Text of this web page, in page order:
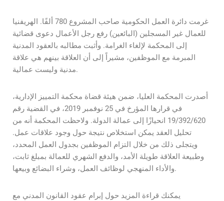
غرمت دائرة العمل الحكومية صاحب المشروع 780 ألفًا. الهريفنيا
للعمال غير المسجلين (البائعين) رفع رجل الأعمال دعوى قضائية
إلى المحكمة لإلغاء الغرامة. وأثبت مطالبه بالعقود المدنية
المبرمة مع الموظفين، مشيراً إلى أن العلاقة بينهم هي علاقة
مدنية وليست عمالية.
أصدرت المحكمة العليا، ضمن هيئة قضاة محكمة التمييز الإدارية،
في قرارها المؤرخ في 25 نوفمبر 2019، في القضية رقم
19/392/620 انحيازًا إلى عمالة الدولة. ولاحظت المحكمة أنه من
تحليل العقد يمكن استخلاص نتيجة حول وجود علاقات عمل.
ويتجلى ذلك من خلال التزام الموظفين بجدول العمل المحدد،
وطبيعة العلاقة طويلة الأمد، والدفع الشهري للعمالة بمبلغ ثابت،
والأداء المنهجي لوظائف العمل، وشراء البضائع وبيعها.
يمكنك قراءة المزيد حول إبرام عقود القانون المدني مع